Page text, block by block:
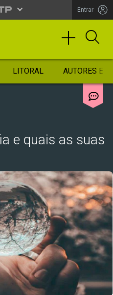
Entrar
LITORAL AUTORES
e quais as suas